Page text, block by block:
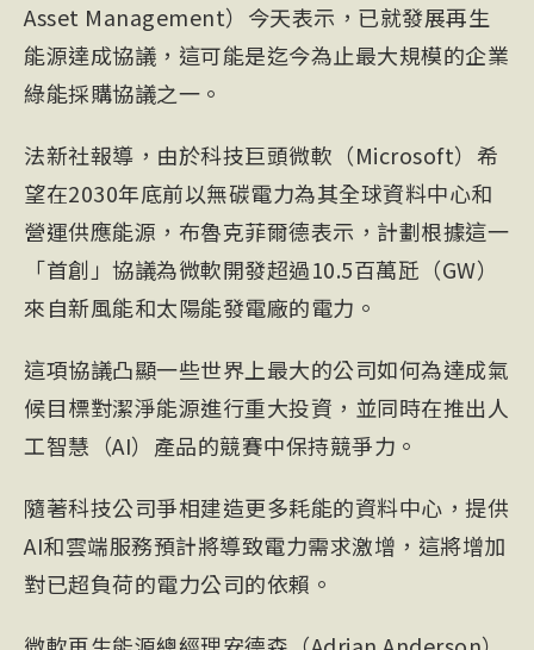
Asset Management）今天表示，已就發展再生
能源達成協議，這可能是迄今為止最大規模的企業
綠能採購協議之一。
法新社報導，由於科技巨頭微軟（Microsoft）希
望在2030年底前以無碳電力為其全球資料中心和
營運供應能源，布魯克菲爾德表示，計劃根據這一
「首創」協議為微軟開發超過10.5百萬瓩（GW）
來自新風能和太陽能發電廠的電力。
這項協議凸顯一些世界上最大的公司如何為達成氣
候目標對潔淨能源進行重大投資，並同時在推出人
工智慧（AI）產品的競賽中保持競爭力。
隨著科技公司爭相建造更多耗能的資料中心，提供
AI和雲端服務預計將導致電力需求激增，這將增加
對已超負荷的電力公司的依賴。